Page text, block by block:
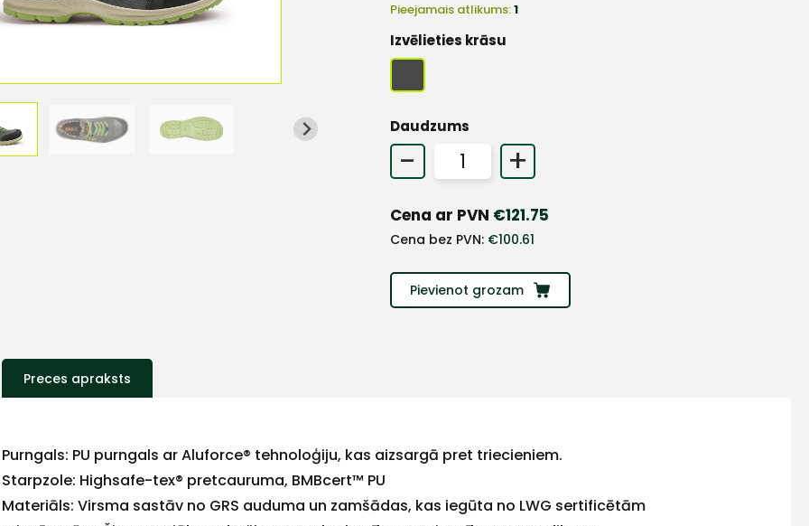
Pieejamais atlikums:1
Izvēlieties krāsu
Daudzums
- +
Cena ar PVN €121.75
Cena bez PVN: €100.61
Pievienot grozam
Preces apraksts
Purngals: PU purngals ar Aluforce® tehnoloģiju, kas aizsargā pret triecieniem.
Starpzole: Highsafe-tex® pretcauruma, BMBcert™ PU
Materiāls: Virsma sastāv no GRS auduma un zamšādas, kas iegūta no LWG sertificētām